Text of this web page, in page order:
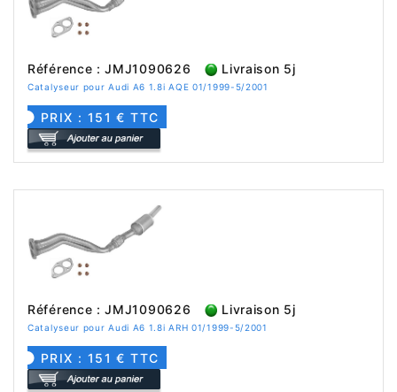
Référence : JMJ1090626 Livraison 5j
Catalyseur pour Audi A6 1.8i AQE 01/1999-5/2001
PRIX : 151 € TTC
Référence : JMJ1090626 Livraison 5j
Catalyseur pour Audi A6 1.8i ARH 01/1999-5/2001
PRIX : 151 € TTC